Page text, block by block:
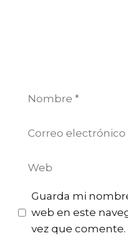
Nombre
Guarda mi
web en este
vez que comente.